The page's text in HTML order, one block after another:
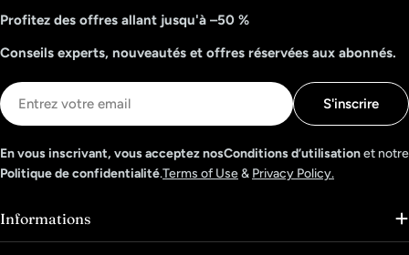
Profitez des offres allant jusqu'à –50 %
Conseils experts, nouveautés et offres réservées aux abonnés.
E-
mail
S'inscrire
En vous inscrivant, vous acceptez nosConditions d’utilisationet notre
Politique de confidentialité.Terms of Use& Privacy Policy.
Informations